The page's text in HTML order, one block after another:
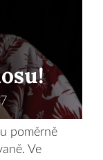
poměrně
Ve